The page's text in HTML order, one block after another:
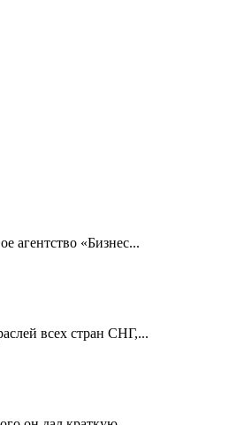
агентство «Бизнес...
всех стран СНГ,...